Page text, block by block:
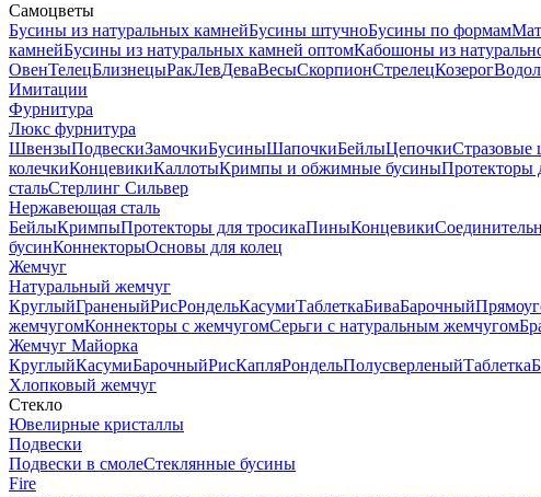
Самоцветы
Бусины из натуральных камнейБусины штучноБусины по формам
камнейБусины из натуральных камней оптомКабошоны из
ОвенТелецБлизнецыРакЛевДеваВесыСкорпионСтрелецКозерог
Имитации
Фурнитура
Люкс фурнитура
ШвензыПодвескиЗамочкиБусиныШапочкиБейлыЦепочкиСтразовые
колечкиКонцевикиКаллотыКримпы и обжимные бусиныПротекторы
стальСтерлинг Сильвер
Нержавеющая сталь
БейлыКримпыПротекторы для тросикаПиныКонцевики
бусинКоннекторыОсновы для колец
Жемчуг
Натуральный жемчуг
КруглыйГраненыйРисРондельКасумиТаблеткаБиваБарочный
жемчугомКоннекторы с жемчугомСерьги с натуральным жемчугом
Жемчуг Майорка
КруглыйКасумиБарочныйРисКапляРондельПолусверленыйТаблетка
Хлопковый жемчуг
Стекло
Ювелирные кристаллы
Подвески
Подвески в смолеСтеклянные бусины
Fire